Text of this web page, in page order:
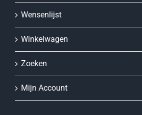
productpagina
Wensenlijst
Winkelwagen
Zoeken
Mijn Account